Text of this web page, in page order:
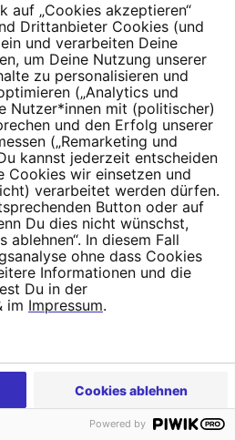
Schließe Dich 4,5
0‍0‍0‍0 0‍0
Cookie Einstellungen
auf „Cookies akzeptieren“
Drittanbieter Cookies (und
und verarbeiten Deine
um Deine Nutzung unserer
zu personalisieren und
(„Analytics und
Nutzer*innen mit (politischer)
und den Erfolg unserer
(„Remarketing und
kannst jederzeit entscheiden
Cookies wir einsetzen und
verarbeitet werden dürfen.
Button oder auf
Du dies nicht wünschst,
In diesem Fall
ohne dass Cookies
Informationen und die
Du in der
im Impressum.
Cookies ablehnen
Powered by